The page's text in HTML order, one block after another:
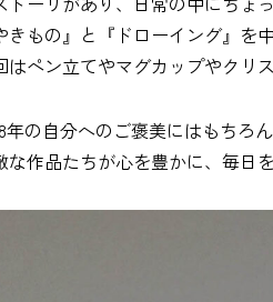
きもの』と『ドローイング』
はペン立てやマグカップやクリ
年の自分へのご褒美にはもちろ
な作品たちが心を豊かに、毎日